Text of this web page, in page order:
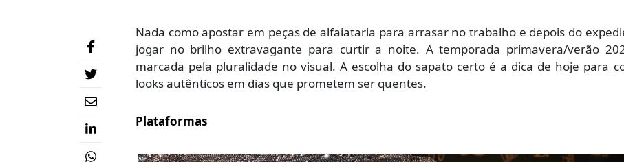
Nada como apostar em peças de alfaiataria para arrasar no trabalho e depois do
jogar no brilho extravagante para curtir a noite. A temporada primavera/verão
marcada pela pluralidade no visual. A escolha do sapato certo é a dica de hoje para
looks autênticos em dias que prometem ser quentes.
Plataformas